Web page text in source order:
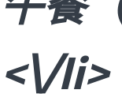
<\/li>